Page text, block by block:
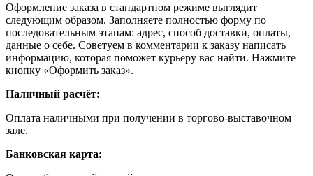
Оформление заказа в стандартном режиме выглядит
следующим образом. Заполняете полностью форму по
последовательным этапам: адрес, способ доставки, оплаты,
данные о себе. Советуем в комментарии к заказу написать
информацию, которая поможет курьеру вас найти. Нажмите
кнопку «Оформить заказ».
Наличный расчёт:
Оплата наличными при получении в торгово-выставочном
зале.
Банковская карта: